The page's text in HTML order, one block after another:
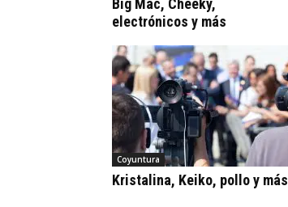
Big Mac, Cheeky,
electrónicos y más
Coyuntura
Kristalina, Keiko, pollo y más